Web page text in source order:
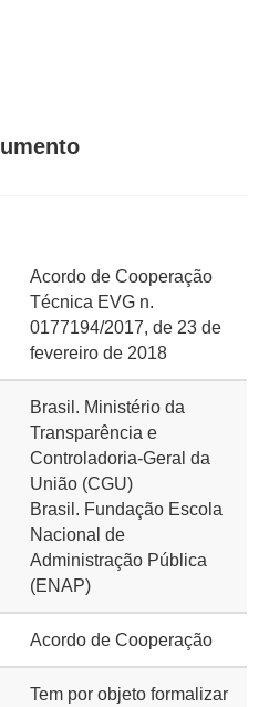
Acordo de Cooperação
Técnica EVG n.
0177194/2017, de 23 de
fevereiro de 2018
Brasil. Ministério da
Transparência e
Controladoria-Geral da
União (CGU)
Brasil. Fundação Escola
Nacional de
Administração Pública
(ENAP)
Acordo de Cooperação
Tem por objeto formalizar